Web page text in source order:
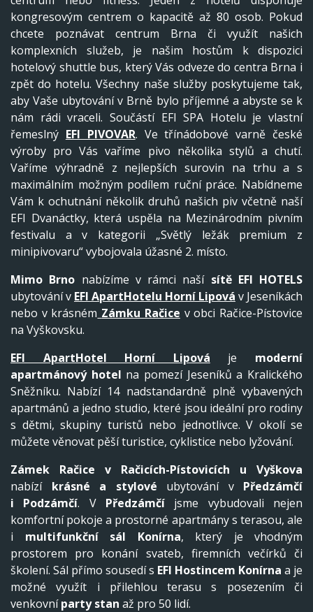
kongresovým centrem o kapacitě až 80 osob. Pokud
chcete poznávat centrum Brna či využít našich
komplexních služeb, je našim hostům k dispozici
hotelový shuttle bus, který Vás odveze do centra Brna i
zpět do hotelu. Všechny naše služby poskytujeme tak,
aby Vaše ubytování v Brně bylo příjemné a abyste se k
nám rádi vraceli. Součástí EFI SPA Hotelu je vlastní
řemeslný EFI PIVOVAR. Ve třínádobové varně české
výroby pro Vás vaříme pivo několika stylů a chutí.
Vaříme výhradně z nejlepších surovin na trhu a s
maximálním možným podílem ruční práce. Nabídneme
Vám k ochutnání několik druhů našich piv včetně naší
EFI Dvanáctky, která uspěla na Mezinárodním pivním
festivalu a v kategorii „Světlý ležák premium z
minipivovaru“ vybojovala úžasné 2. místo.
Mimo Brno nabízíme v rámci naší sítě EFI HOTELS
ubytování v EFI ApartHotelu Horní Lipová v Jeseníkách
nebo v krásném Zámku Račice v obci Račice-Pístovice
na Vyškovsku.
EFI ApartHotel Horní Lipová je moderní
apartmánový hotel na pomezí Jeseníků a Kralického
Sněžníku. Nabízí 14 nadstandardně plně vybavených
apartmánů a jedno studio, které jsou ideální pro rodiny
s dětmi, skupiny turistů nebo jednotlivce. V okolí se
můžete věnovat pěší turistice, cyklistice nebo lyžování.
Zámek Račice v Račicích-Pístovicích u Vyškova
nabízí krásné a stylové ubytování v Předzámčí
i
Podzámčí. V Předzámčí jsme vybudovali nejen
komfortní pokoje a prostorné apartmány s terasou, ale
i multifunkční sál Konírna, který je vhodným
prostorem pro konání svateb, firemních večírků či
školení. Sál přímo sousedí s EFI Hostincem Konírna a je
možné využít i přilehlou terasu s posezením či
venkovníparty stan až pro 50 lidí.